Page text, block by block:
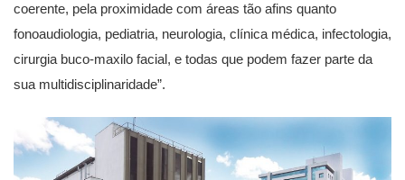
coerente, pela proximidade com áreas tão afins quanto
fonoaudiologia, pediatria, neurologia, clínica médica, infectologia,
cirurgia buco-maxilo facial, e todas que podem fazer parte da
sua multidisciplinaridade”.